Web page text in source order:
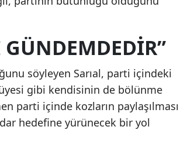
söyleyen Sarıal, parti içindeki
gibi kendisinin de bölünme
parti içinde kozların paylaşılması
hedefine yürünecek bir yol